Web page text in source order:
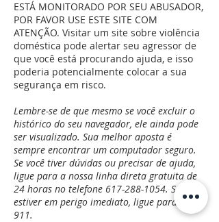
ESTÁ MONITORADO POR SEU ABUSADOR,
POR FAVOR USE ESTE SITE COM
ATENÇÃO. Visitar um site sobre violência
doméstica pode alertar seu agressor de
que você está procurando ajuda, e isso
poderia potencialmente colocar a sua
segurança em risco.
Lembre-se de que mesmo se você excluir o
histórico do seu navegador, ele ainda pode
ser visualizado. Sua melhor aposta é
sempre encontrar um computador seguro.
Se você tiver dúvidas ou precisar de ajuda,
ligue para a nossa linha direta gratuita de
24 horas no telefone 617-288-1054. Se você
estiver em perigo imediato, ligue para o
911.